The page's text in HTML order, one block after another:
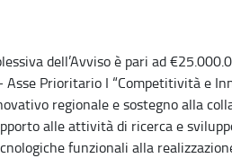
dell’Avviso è pari ad
Asse Prioritario I “Competitività e
regionale e sostegno alla
alle attività di ricerca e
funzionali alla